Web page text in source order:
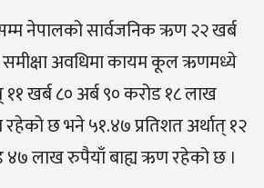
नेपालको सार्वजनिक ऋण २२ खर्ब
समीक्षा अवधिमा कायम कूल ऋणमध्ये
११ खर्ब ८० अर्ब ९० करोड १८ लाख
छ भने ५१.४७ प्रतिशत अर्थात् १२
४७ लाख रुपैयाँ बाह्य ऋण रहेको छ ।